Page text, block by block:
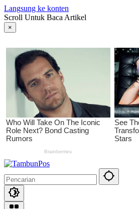
Langsung ke konten
Scroll Untuk Baca Artikel
×